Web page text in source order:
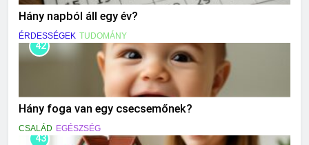
Hány napból áll egy év?
ÉRDESSÉGEK TUDOMÁNY
42
Hány foga van egy csecsemőnek?
CSALÁD EGÉSZSÉG
43